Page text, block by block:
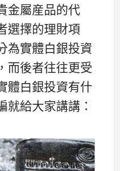
金屬産品的代
選擇的理財項
為實體白銀投資
而後者往往更受
體白銀投資有什
就給大家講講：